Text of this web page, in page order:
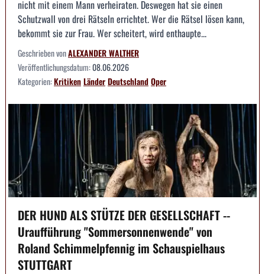
nicht mit einem Mann verheiraten. Deswegen hat sie einen
Schutzwall von drei Rätseln errichtet. Wer die Rätsel lösen kann,
bekommt sie zur Frau. Wer scheitert, wird enthaupte...
Geschrieben vonALEXANDER WALTHER
Veröffentlichungsdatum:08.06.2026
Kategorien:KritikenLänderDeutschlandOper
DER HUND ALS STÜTZE DER GESELLSCHAFT --
Uraufführung "Sommersonnenwende" von
Roland Schimmelpfennig im Schauspielhaus
STUTTGART